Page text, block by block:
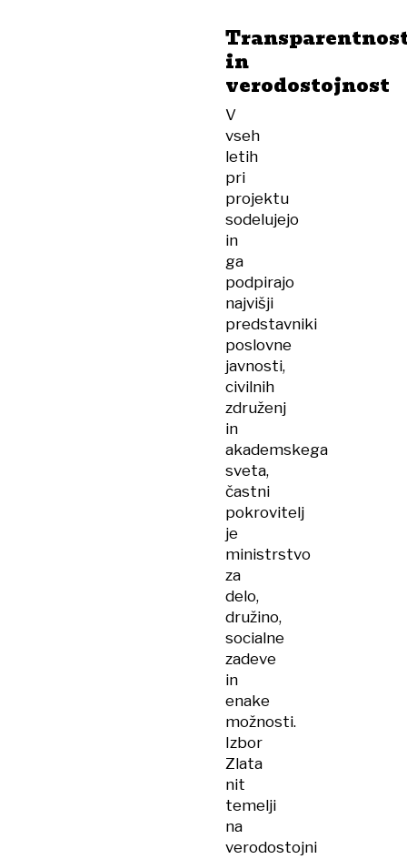
in
verodostojnost
V
vseh
letih
pri
projektu
sodelujejo
in
ga
podpirajo
najvišji
predstavniki
poslovne
javnosti,
civilnih
združenj
in
akademskega
sveta,
častni
pokrovitelj
je
ministrstvo
za
delo,
družino,
socialne
zadeve
in
enake
možnosti.
Izbor
Zlata
nit
temelji
na
verodostojni